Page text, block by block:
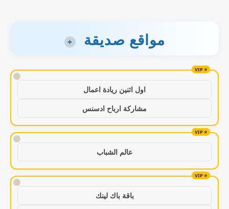
مواقع صديقة +
!
اول اثنين ريادة اعمال
مشاركة ارباح ادسنس
!
عالم الشباب
!
باقة باك لينك